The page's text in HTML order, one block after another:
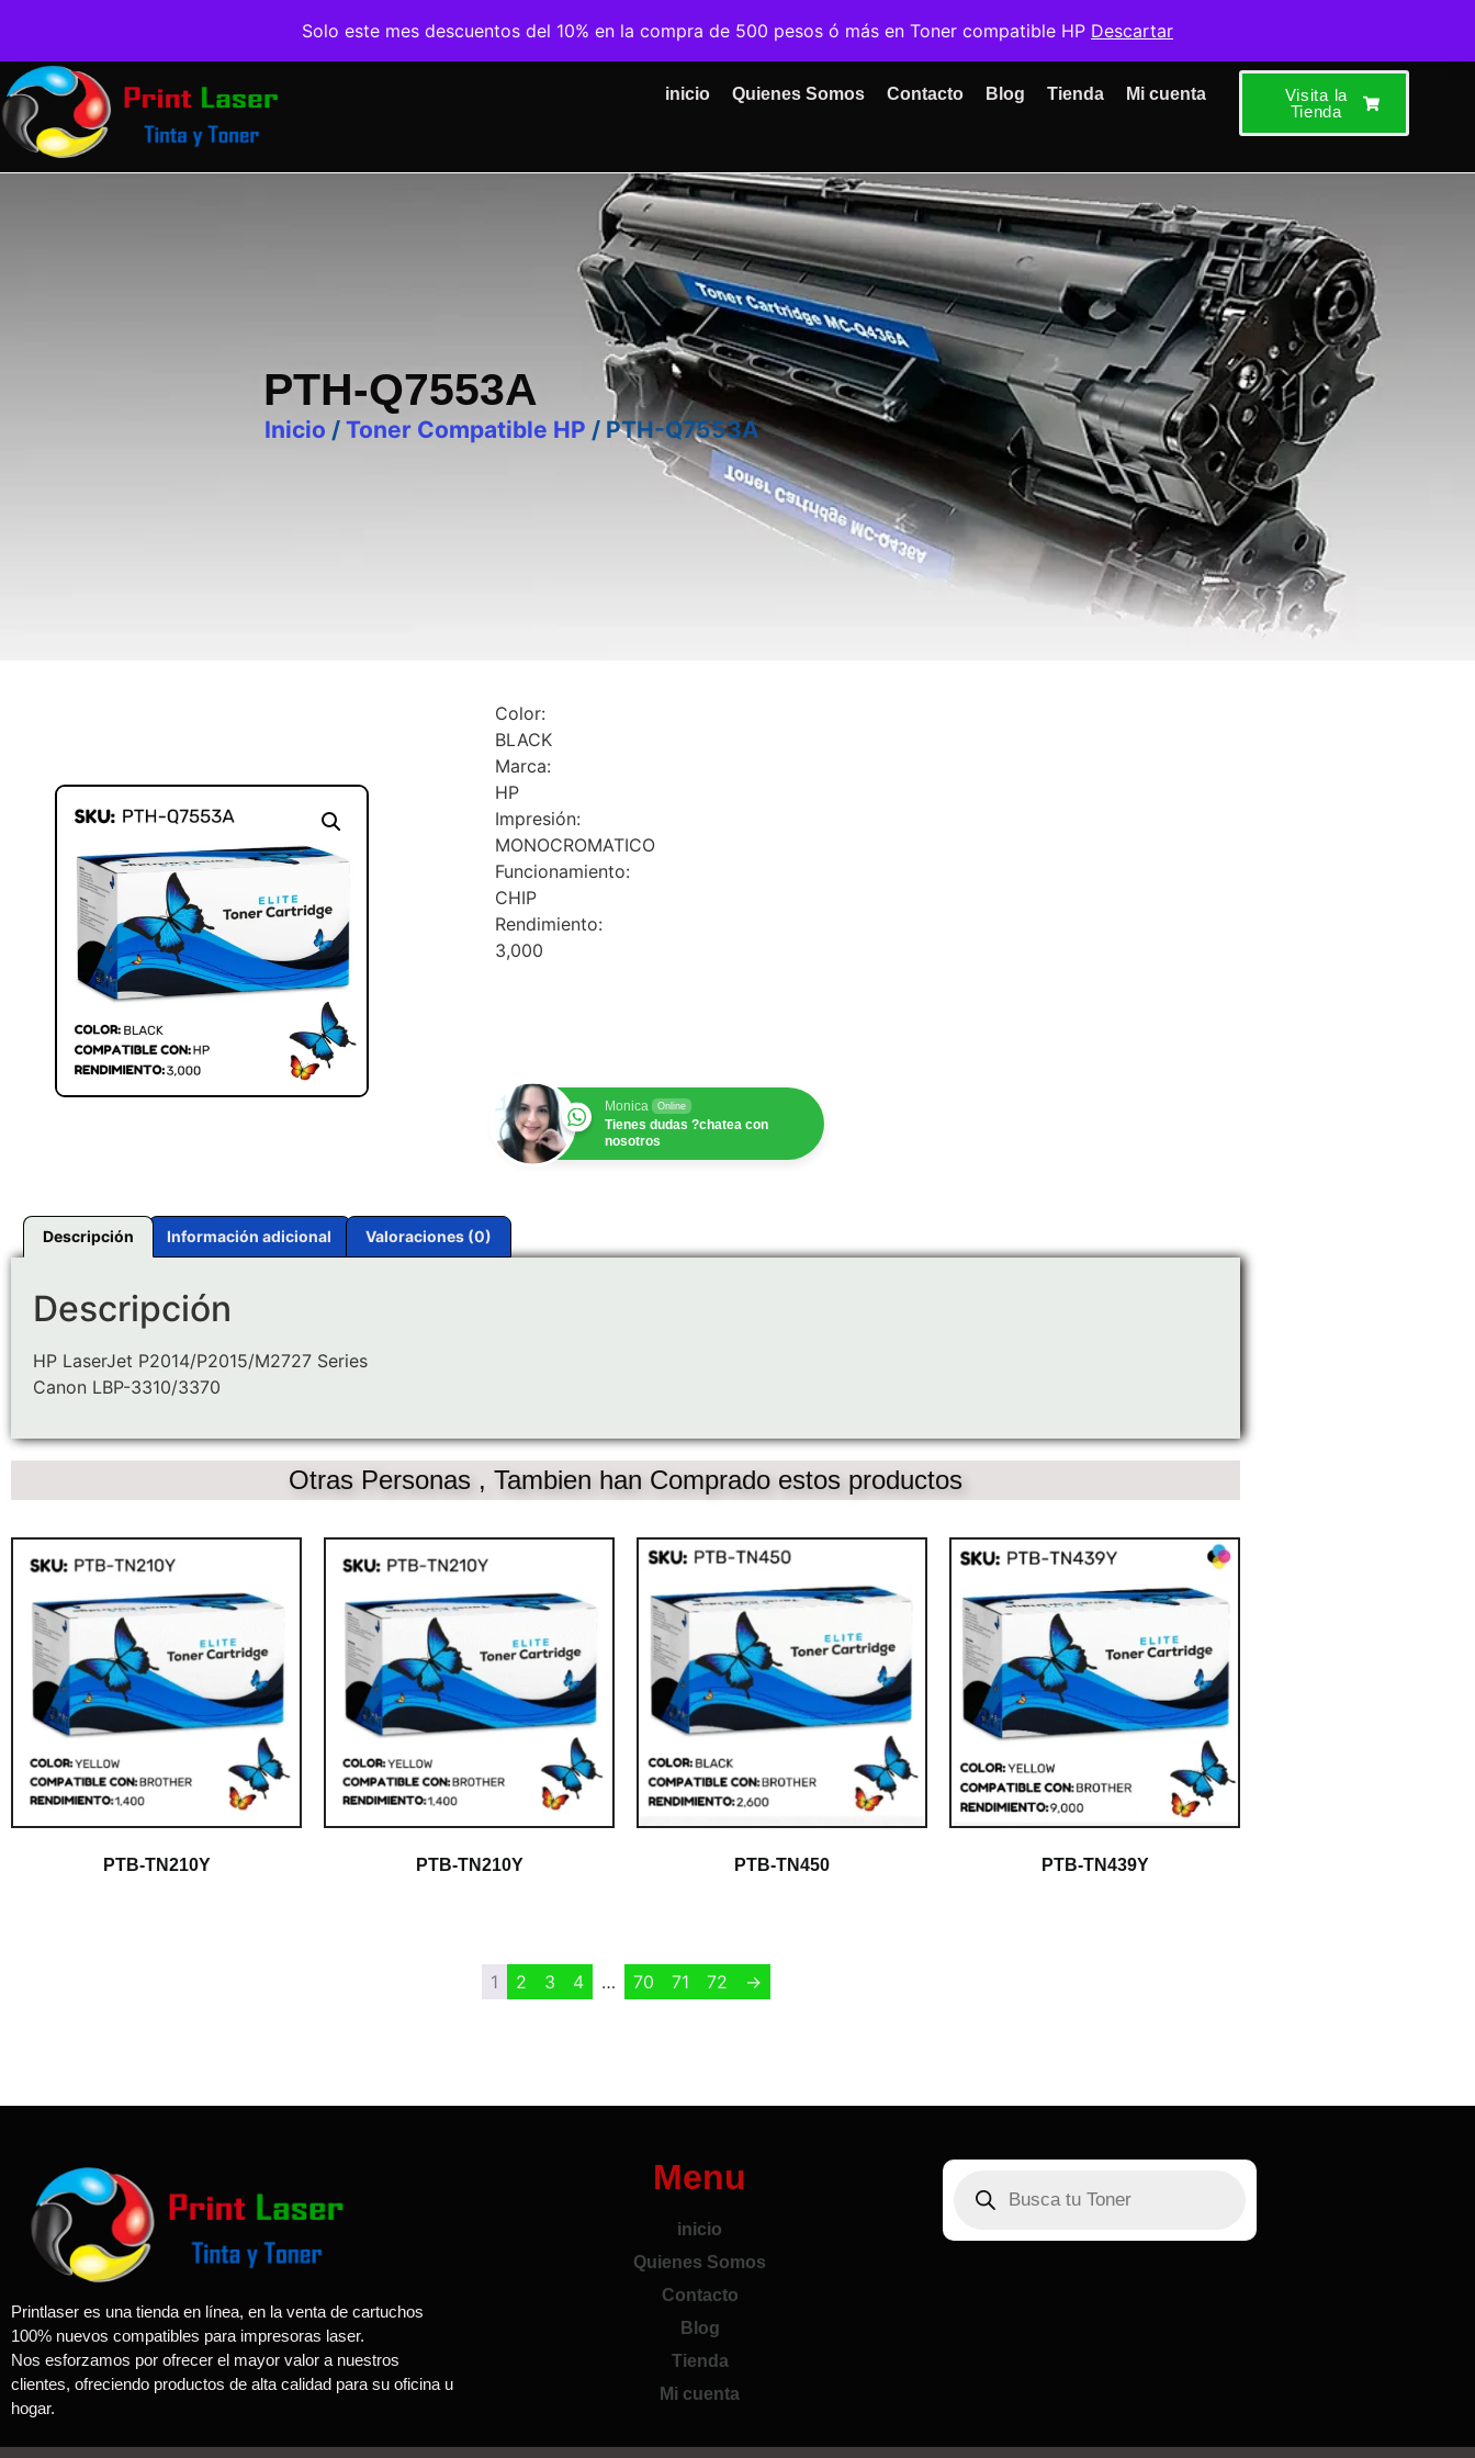
Solo este mes descuentos del 10% en la compra de 500 pesos ó más en Toner compatible HP Descartar
inicio Quienes Somos Contacto Blog Tienda Mi cuenta
Visita la
Tienda
PTH-Q7553A
Inicio / Toner Compatible HP / PTH-Q7553A
Color:
BLACK
Marca:
HP
Impresión:
MONOCROMATICO
Funcionamiento:
CHIP
Rendimiento:
3,000
Monica Online
Tienes dudas ?chatea con
nosotros
Descripción Información adicional Valoraciones (0)
Descripción
HP LaserJet P2014/P2015/M2727 Series
Canon LBP-3310/3370
Otras Personas , Tambien han Comprado estos productos
PTB-TN210Y PTB-TN210Y
PTB-TN450
PTB-TN439Y
1 2 3 4 … 70 71 72 →
Printlaser es una tienda en línea, en la venta de cartuchos
100% nuevos compatibles para impresoras laser.
Nos esforzamos por ofrecer el mayor valor a nuestros
clientes, ofreciendo productos de alta calidad para su oficina u
hogar.
Menu
inicio
Quienes Somos
Contacto
Blog
Tienda
Mi cuenta